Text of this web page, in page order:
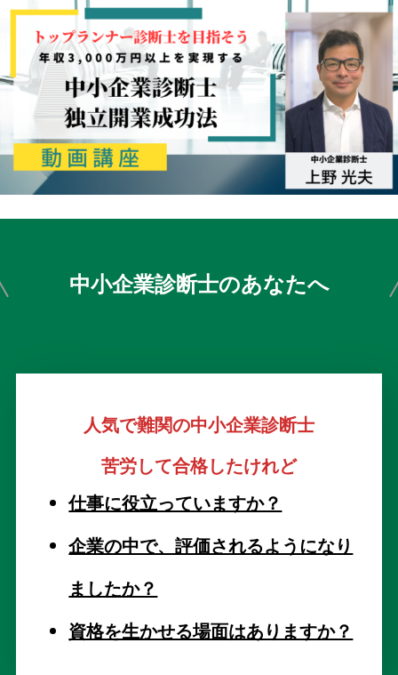
中小企業診断士のあなたへ
人気で難関の中小企業診断士
苦労して合格したけれど
仕事に役立っていますか？
企業の中で、評価されるようになり
ましたか？
資格を生かせる場面はありますか？